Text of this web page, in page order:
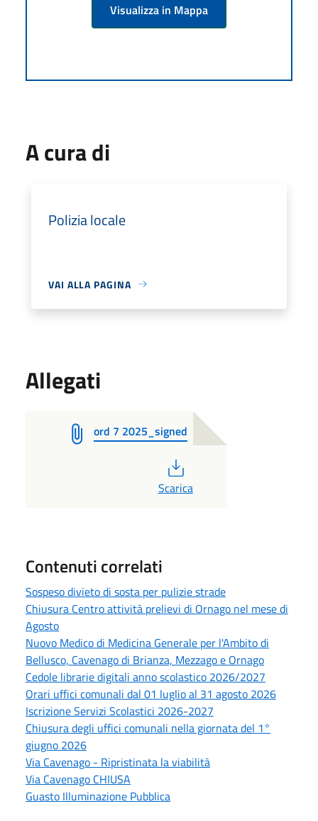
Visualizza in Mappa
A cura di
Polizia locale
VAI ALLA PAGINA
Allegati
ord 7 2025_signed
Scarica
Contenuti correlati
Sospeso divieto di sosta per pulizie strade
Chiusura Centro attività prelievi di Ornago nel mese di
Agosto
Nuovo Medico di Medicina Generale per l'Ambito di
Bellusco, Cavenago di Brianza, Mezzago e Ornago
Cedole librarie digitali anno scolastico 2026/2027
Orari uffici comunali dal 01 luglio al 31 agosto 2026
Iscrizione Servizi Scolastici 2026-2027
Chiusura degli uffici comunali nella giornata del 1°
giugno 2026
Via Cavenago - Ripristinata la viabilità
Via Cavenago CHIUSA
Guasto Illuminazione Pubblica